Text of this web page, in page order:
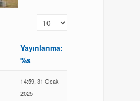
Görüntüleme Sayısı
Yayınlanma:
%s
14:59, 31 Ocak
2025